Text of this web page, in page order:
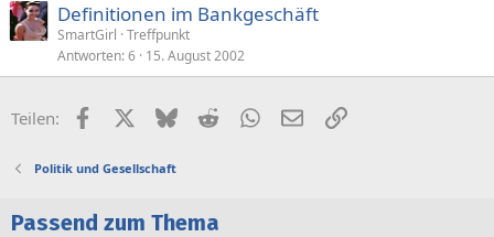
Definitionen im Bankgeschäft
SmartGirl Treffpunkt
Antworten 6 15. August 2002
Teilen: FacebookX (Twitter)
BlueskyRedditWhatsApp
E-MailLink
Politik und Gesellschaft
Passend zum Thema